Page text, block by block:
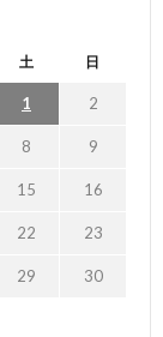
土 日
1 2
8 9
15 16
22 23
29 30